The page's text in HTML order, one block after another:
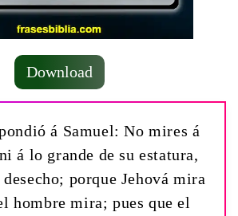
Download
á Samuel: No mires á
á lo grande de su estatura,
porque Jehová mira
hombre mira; pues que el